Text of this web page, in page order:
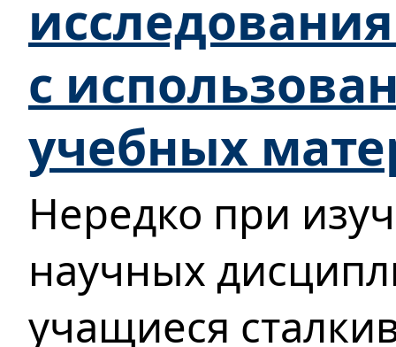
с
учебных
Нередко при
научных
учащиеся